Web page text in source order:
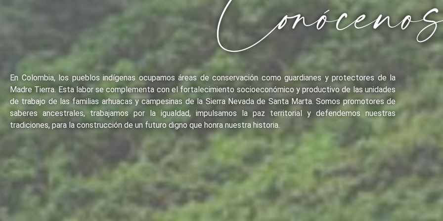
En Colombia, los pueblos indígenas ocupamos áreas de conservación como guardianes y protectores de la
Madre Tierra. Esta labor se complementa con el fortalecimiento socioeconómico y productivo de las unidades
de trabajo de las familias arhuacas y campesinas de la Sierra Nevada de Santa Marta. Somos promotores de
saberes ancestrales, trabajamos por la igualdad, impulsamos la paz territorial y defendemos nuestras
tradiciones, para la construcción de un futuro digno que honra nuestra historia.